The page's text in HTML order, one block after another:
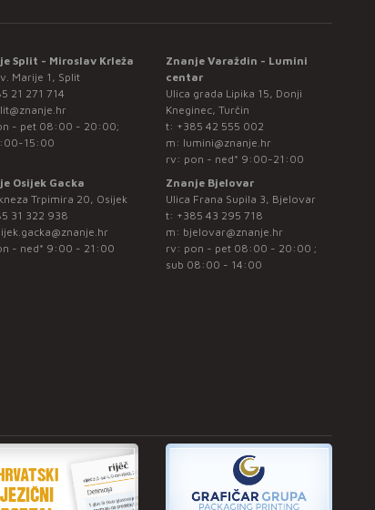
Split - Miroslav Krleža
Marije 1, Split
21 271 714
- pet 08:00 - 20:00;
15:00
Znanje Varaždin - Lumini
centar
Ulica grada Lipika 15, Donji
Kneginec, Turčin
t: +385 42 555 002
m: lumini@znanje.hr
rv: pon - ned* 9:00-21:00
Osijek Gacka
Trpimira 20, Osijek
31 322 938
- ned* 9:00 - 21:00
Znanje Bjelovar
Ulica Frana Supila 3, Bjelovar
t: +385 43 295 718
m: bjelovar@znanje.hr
rv: pon - pet 08:00 - 20:00 ;
sub 08:00 - 14:00